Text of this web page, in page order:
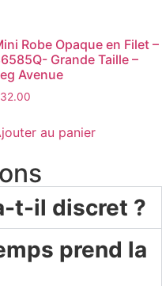
Robe Opaque en Filet –
Grande Taille –
Avenue
32.00
au panier
t-il discret ?
prend la